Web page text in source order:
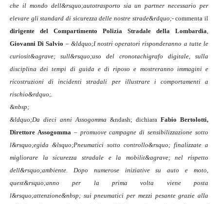
che il mondo dell&rsquo;autotrasporto sia un partner necessario per
elevare gli standard di sicurezza delle nostre strade&rdquo;-commenta il
dirigente del Compartimento Polizia Stradale della Lombardia,
Giovanni Di Salvio – &ldquo;I nostri operatori risponderanno a tutte le
curiosit&agrave; sull&rsquo;uso del cronotachigrafo digitale, sulla
disciplina dei tempi di guida e di riposo e mostreranno immagini e
ricostruzioni di incidenti stradali per illustrare i comportamenti a
rischio&rdquo;.
&nbsp;
&ldquo;Da dieci anni Assogomma &ndash; dichiara Fabio Bertolotti,
Direttore Assogomma– promuove campagne di sensibilizzazione sotto
l&rsquo;egida &lsquo;Pneumatici sotto controllo&rsquo; finalizzate a
migliorare la sicurezza stradale e la mobilit&agrave; nel rispetto
dell&rsquo;ambiente. Dopo numerose iniziative su auto e moto,
quest&rsquo;anno per la prima volta viene posta
l&rsquo;attenzione&nbsp; sui pneumatici per mezzi pesante grazie alla